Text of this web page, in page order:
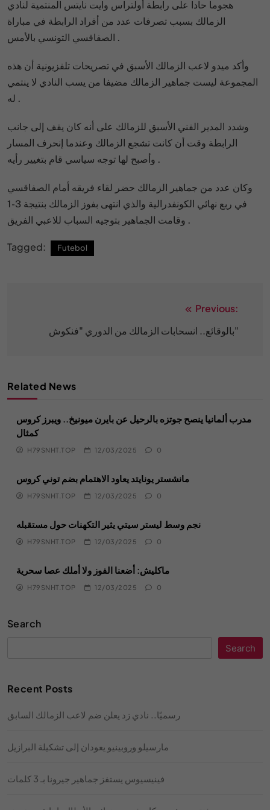
هجوما حادا على رابطة أولتراس وايت نايتس المنتمية لنادي
الزمالك بسبب تصرفات عدد من أفراد الرابطة في مباراة
الصفاقسي التونسي بالأمس .
وأكد ميدو لاعب الزمالك الأسبق في تصريحات تلفزيونية أن هذه
المجموعة ليست جماهير الزمالك مضيفا من يسب النادي لا ينتمي
له .
وشدد المدير الفني الأسبق للزمالك على أنه كان يقف إلى جانب
الرابطة وقت أن كانت تشجع الزمالك وعندما إنحرف المسار
وأصبح لها توجه سياسي قام بتغيير رأيه .
وكان عدد من جماهير الزمالك حضر لقاء فريقه أمام الصفاقسي
في ربع نهائي الكونفدرالية والذي انتهى بفوز الزمالك بنتيجة 3-1
وقامت الجماهير بتوجيه السباب للاعبي الفريق .
Tagged: Futebol
navigation
Previous:
بالوقائع.. انسحابات الزمالك من الدوري "فنكوش"
Related News
مدرب ألمانيا ينصح جوتزه بالرحيل عن بايرن ميونيخ.. ويبرز كروس
كمثال
H79SNHT.TOP 12/03/2025 0
مانشستر يونايتد يعاود الاهتمام بضم توني كروس
H79SNHT.TOP 12/03/2025 0
نجم وسط ليستر سيتي يثير التكهنات حول مستقبله
H79SNHT.TOP 12/03/2025 0
ماكليش: أضعنا الفوز ولا أملك عصا سحرية
H79SNHT.TOP 12/03/2025 0
Search
Search
Recent Posts
رسميًا.. نادي زد يعلن ضم لاعب الزمالك السابق
مارسيلو وروبينيو يعودان إلى تشكيلة البرازيل
فينيسيوس يستفز جماهير جيرونا بـ 3 كلمات